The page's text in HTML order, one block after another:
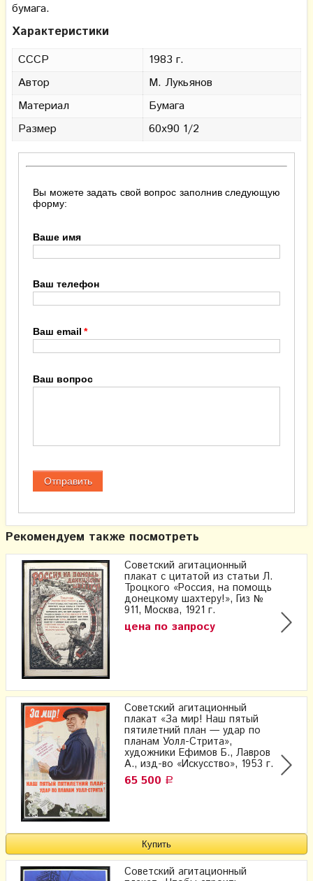
бумага.
Характеристики
СССР
1983 г.
Автор
М. Лукьянов
Материал
Бумага
Размер
60х90 1/2
Вы можете задать свой вопрос заполнив следующую
форму:
Ваше имя
Ваш телефон
Ваш email
Ваш вопрос
Рекомендуем также посмотреть
Советский агитационный
плакат с цитатой из статьи Л.
Троцкого «Россия, на помощь
донецкому шахтеру!», Гиз №
911, Москва, 1921 г.
цена по запросу
Советский агитационный
плакат «За мир! Наш пятый
пятилетний план — удар по
планам Уолл-Стрита»,
художники Ефимов Б., Лавров
А., изд-во «Искусство», 1953 г.
65 500 Р
Советский агитационный